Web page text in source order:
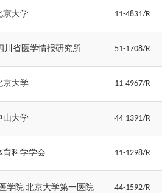
京大学 11-4831/R
川省医学情报研究所 51-1708/R
京大学 11-4967/R
山大学 44-1391/R
育科学学会 11-1298/R
学院 北京大学第一医院 44-1592/R